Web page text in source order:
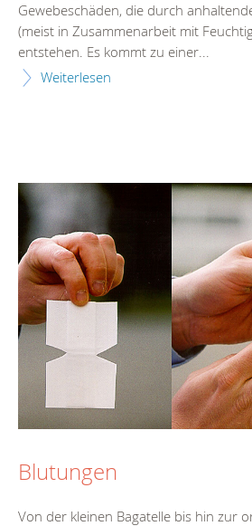
Gewebeschäden, die durch
(meist in Zusammenarbeit mit
entstehen. Es kommt zu einer...
Weiterlesen
Blutungen
Von der kleinen Bagatelle bis hin zur